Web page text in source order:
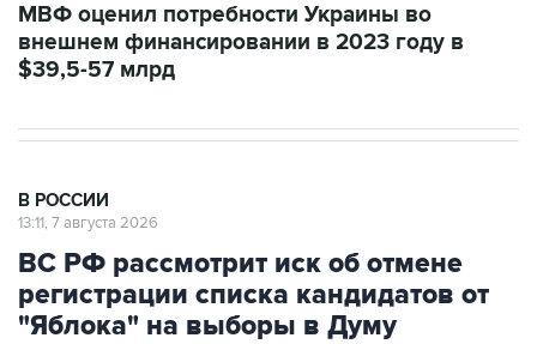
МВФ оценил потребности Украины во
внешнем финансировании в 2023 году в
$39,5-57 млрд
В РОССИИ
13:11, 7 августа 2026
ВС РФ рассмотрит иск об отмене
регистрации списка кандидатов от
"Яблока" на выборы в Думу